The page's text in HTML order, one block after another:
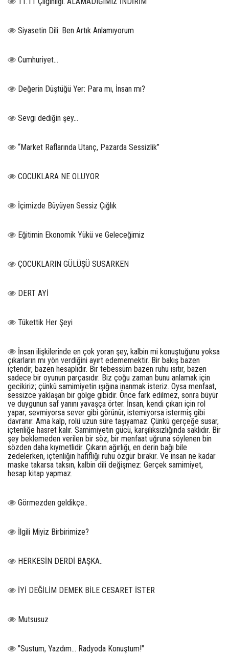
Siyasetin Dili: Ben Artık Anlamıyorum
Cumhuriyet…
Değerin Düştüğü Yer: Para mı, İnsan mı?
Sevgi dediğin şey…
“Market Raflarında Utanç, Pazarda Sessizlik”
COCUKLARA NE OLUYOR
İçimizde Büyüyen Sessiz Çığlık
Eğitimin Ekonomik Yükü ve Geleceğimiz
ÇOCUKLARIN GÜLÜŞÜ SUSARKEN
DERT AYİ
Tükettik Her Şeyi
İnsan ilişkilerinde en çok yoran şey, kalbin mi konuştuğunu yoksa
çıkarların mı yön verdiğini ayırt edememektir. Bir bakış bazen
içtendir, bazen hesaplıdır. Bir tebessüm bazen ruhu ısıtır, bazen
sadece bir oyunun parçasıdır. Biz çoğu zaman bunu anlamak için
gecikiriz; çünkü samimiyetin ışığına inanmak isteriz. Oysa menfaat,
sessizce yaklaşan bir gölge gibidir. Önce fark edilmez, sonra büyür
ve duygunun saf yanını yavaşça örter. İnsan, kendi çıkarı için rol
yapar; sevmiyorsa sever gibi görünür, istemiyorsa istermiş gibi
davranır. Ama kalp, rolü uzun süre taşıyamaz. Çünkü gerçeğe susar,
içtenliğe hasret kalır. Samimiyetin gücü, karşılıksızlığında saklıdır. Bir
şey beklemeden verilen bir söz, bir menfaat uğruna söylenen bin
sözden daha kıymetlidir. Çıkarın ağırlığı, en derin bağı bile
zedelerken, içtenliğin hafifliği ruhu özgür bırakır. Ve insan ne kadar
maske takarsa taksın, kalbin dili değişmez: Gerçek samimiyet,
hesap kitap yapmaz.
Görmezden geldikçe..
İlgili Miyiz Birbirimize?
HERKESİN DERDİ BAŞKA..
İYİ DEĞİLİM DEMEK BİLE CESARET İSTER
Mutsusuz
"Sustum, Yazdım... Radyoda Konuştum!"